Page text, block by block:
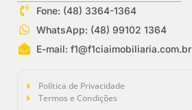
Fone: (48) 3364-1364
WhatsApp: (48) 99102 1364
E-mail:f1@f1ciaimobiliaria.com.br
Política de Privacidade
Termos e Condições